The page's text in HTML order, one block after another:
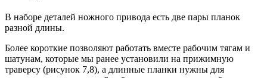
В наборе деталей ножного привода есть две пары планок
разной длины.
Более короткие позволяют работать вместе рабочим тягам и
шатунам, которые мы ранее установили на прижимную
траверсу (рисунок 7,8), а длинные планки нужны для